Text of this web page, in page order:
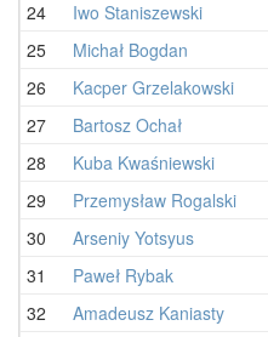
24 Iwo Staniszewski
25 Michał Bogdan
26 Kacper Grzelakowski
27 Bartosz Ochał
28 Kuba Kwaśniewski
29 Przemysław Rogalski
30 Arseniy Yotsyus
31 Paweł Rybak
32 Amadeusz Kaniasty